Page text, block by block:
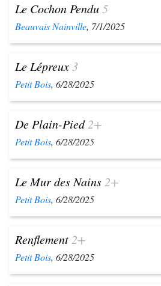
Le Cochon Pendu5
Beauvais Nainville, 7/1/2025
Le Lépreux3
Petit Bois, 6/28/2025
De Plain-Pied 2+
Petit Bois, 6/28/2025
Le Mur des Nains 2+
Petit Bois, 6/28/2025
Renflement 2+
Petit Bois, 6/28/2025